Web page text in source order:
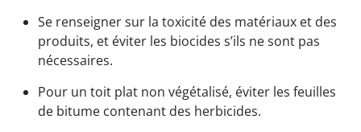
Se renseigner sur la toxicité des matériaux et des
produits, et éviter les biocides s’ils ne sont pas
nécessaires.
Pour un toit plat non végétalisé, éviter les feuilles
de bitume contenant des herbicides.